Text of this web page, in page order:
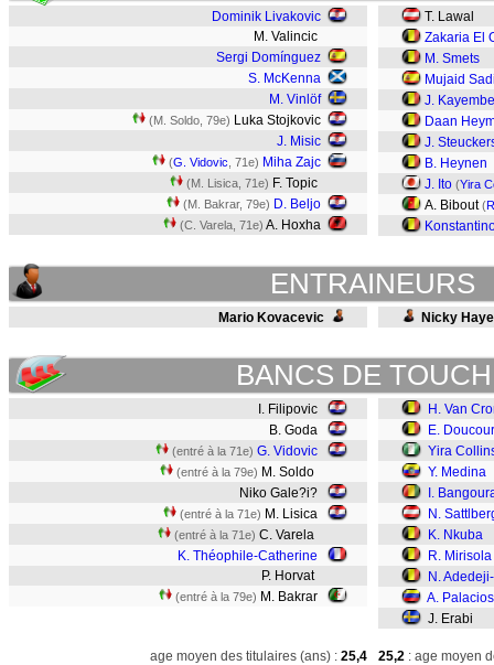
Dominik Livakovic
M. Valincic
Sergi Domínguez
S. McKenna
M. Vinlöf
(M. Soldo, 79e) Luka Stojkovic
J. Misic
(G. Vidovic , 71e) Miha Zajc
(M. Lisica, 71e) F. Topic
(M. Bakrar, 79e) D. Beljo
(C. Varela, 71e) A. Hoxha
T. Lawal
Zakaria El
M. Smets
Mujaid
J. Kayembe
Daan
J.
B. Heynen
J. Ito (Yira
A. Bibout(
ENTRAINEURS
Mario Kovacevic Nicky
BANCS DE
I. Filipovic
B. Goda
(entré à la 71e) G. Vidovic
(entré à la 79e) M. Soldo
Niko Gale?i?
(entré à la 71e) M. Lisica
(entré à la 71e) C. Varela
K. Théophile-Catherine
P. Horvat
(entré à la 79e) M. Bakrar
H. Van
E.
Yira
Y. Medina
I.
N.
K. Nkuba
R. Mirisola
N.
A. Palacios
J. Erabi
age moyen des titulaires (ans) : 25,4 25,2 : age moyen